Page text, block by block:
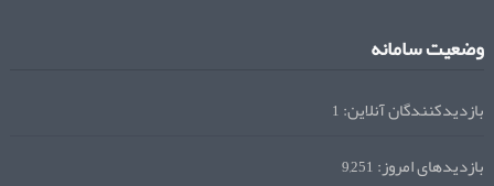
وضعیت سامانه
بازدیدکنندگان آنلاین:1
بازدیدهای امروز:9,251